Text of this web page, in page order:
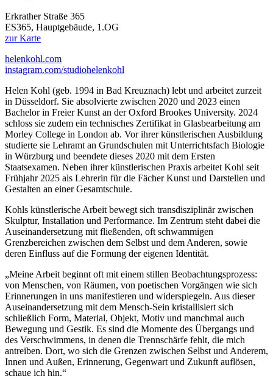
Erkrather Straße 365
ES365, Hauptgebäude, 1.OG
zur Karte
helenkohl.com
instagram.com/studiohelenkohl
Helen Kohl (geb. 1994 in Bad Kreuznach) lebt und arbeitet zurzeit
in Düsseldorf. Sie absolvierte zwischen 2020 und 2023 einen
Bachelor in Freier Kunst an der Oxford Brookes University. 2024
schloss sie zudem ein technisches Zertifikat in Glasbearbeitung am
Morley College in London ab. Vor ihrer künstlerischen Ausbildung
studierte sie Lehramt an Grundschulen mit Unterrichtsfach Biologie
in Würzburg und beendete dieses 2020 mit dem Ersten
Staatsexamen. Neben ihrer künstlerischen Praxis arbeitet Kohl seit
Frühjahr 2025 als Lehrerin für die Fächer Kunst und Darstellen und
Gestalten an einer Gesamtschule.
Kohls künstlerische Arbeit bewegt sich transdisziplinär zwischen
Skulptur, Installation und Performance. Im Zentrum steht dabei die
Auseinandersetzung mit fließenden, oft schwammigen
Grenzbereichen zwischen dem Selbst und dem Anderen, sowie
deren Einfluss auf die Formung der eigenen Identität.
„Meine Arbeit beginnt oft mit einem stillen Beobachtungsprozess:
von Menschen, von Räumen, von poetischen Vorgängen wie sich
Erinnerungen in uns manifestieren und widerspiegeln. Aus dieser
Auseinandersetzung mit dem Mensch-Sein kristallisiert sich
schließlich Form, Material, Objekt, Motiv und manchmal auch
Bewegung und Gestik. Es sind die Momente des Übergangs und
des Verschwimmens, in denen die Trennschärfe fehlt, die mich
antreiben. Dort, wo sich die Grenzen zwischen Selbst und Anderem,
Innen und Außen, Erinnerung, Gegenwart und Zukunft auflösen,
schaue ich hin.“